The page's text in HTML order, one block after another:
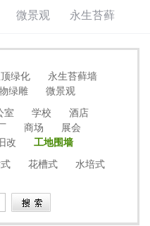
微景观 永生苔藓
绿化
永生苔藓墙
绿雕
微景观
室 学校
酒店
商场
展会
改
工地围墙
花槽式
水培式